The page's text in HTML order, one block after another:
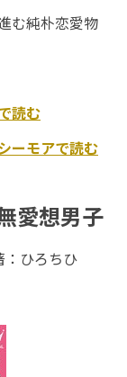
む純朴恋愛物
読む
ーモアで読む
愛想男子
ひろちひ